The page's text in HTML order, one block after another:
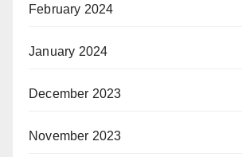
February 2024
January 2024
December 2023
November 2023